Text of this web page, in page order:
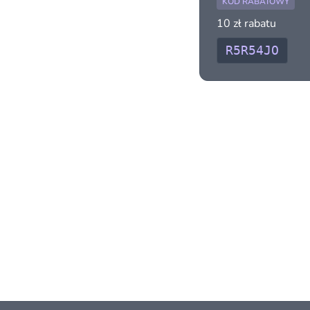
10 zł rabatu
R5R54JO